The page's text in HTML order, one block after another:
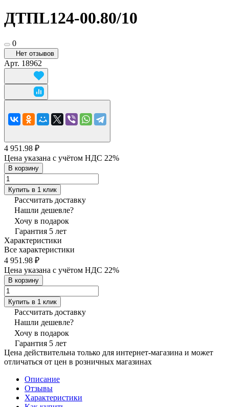
ДТПL124-00.80/10
0
Нет отзывов
Арт. 18962
4 951.98 ₽
Цена указана с учётом НДС 22%
В корзину
Купить в 1 клик
Рассчитать доставку
Нашли дешевле?
Хочу в подарок
Гарантия 5 лет
Характеристики
Все характеристики
4 951.98 ₽
Цена указана с учётом НДС 22%
В корзину
Купить в 1 клик
Рассчитать доставку
Нашли дешевле?
Хочу в подарок
Гарантия 5 лет
Цена действительна только для интернет-магазина и может
отличаться от цен в розничных магазинах
Описание
Отзывы
Характеристики